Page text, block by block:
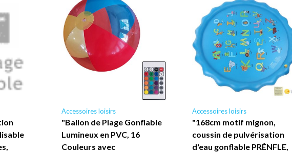
Accessoires loisirs
"Ballon de Plage Gonflable
Lumineux en PVC, 16
Couleurs avec
Accessoires loisirs
"168cm motif mignon,
coussin de pulvérisation
d'eau gonflable PRÉNFLE,